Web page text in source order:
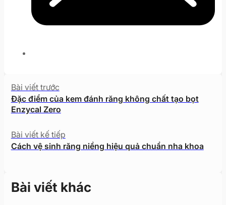
Bài viết trước
Đặc điểm của kem đánh răng không chất tạo bọt
Enzycal Zero
Bài viết kế tiếp
Cách vệ sinh răng niềng hiệu quả chuẩn nha khoa
Bài viết khác